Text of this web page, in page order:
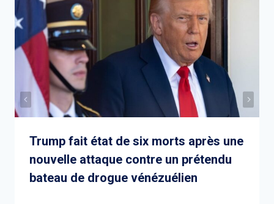
Trump fait état de six morts après une
nouvelle attaque contre un prétendu
bateau de drogue vénézuélien